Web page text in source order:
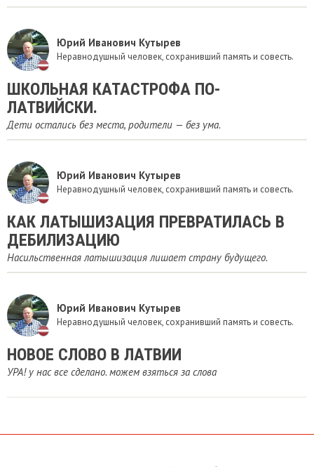
Юрий Иванович Кутырев
Неравнодушный человек, сохранивший память и совесть.
ШКОЛЬНАЯ КАТАСТРОФА ПО-
ЛАТВИЙСКИ.
Дети остались без места, родители — без ума.
Юрий Иванович Кутырев
Неравнодушный человек, сохранивший память и совесть.
КАК ЛАТЫШИЗАЦИЯ ПРЕВРАТИЛАСЬ В
ДЕБИЛИЗАЦИЮ
Насильственная латышизация лишает страну будущего.
Юрий Иванович Кутырев
Неравнодушный человек, сохранивший память и совесть.
НОВОЕ СЛОВО В ЛАТВИИ
УРА! у нас все сделано. можем взяться за слова